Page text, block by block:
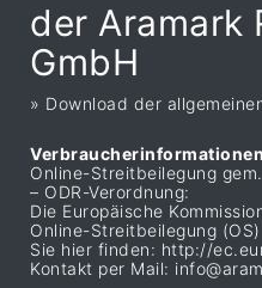
der Aramark
GmbH
» Download der
Online-Streitbeilegung
– ODR-Verordnung:
Die Europäische
Online-Streitbeilegung
Sie hier finden: http://
Kontakt per Mail: